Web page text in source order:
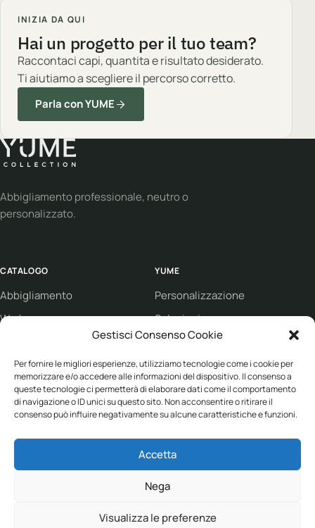
Gestisci Consenso Cookie
Per fornire le migliori esperienze, utilizziamo tecnologie come i cookie per
memorizzare e/o accedere alle informazioni del dispositivo. Il consenso a
queste tecnologie ci permetterà di elaborare dati come il comportamento
di navigazione o ID unici su questo sito. Non acconsentire o ritirare il
consenso può influire negativamente su alcune caratteristiche e funzioni.
Accetta
Nega
Visualizza le preferenze
INIZIA DA QUI
Hai un progetto per il tuo team?
Raccontaci capi, quantita e risultato desiderato.
Ti aiutiamo a scegliere il percorso corretto.
Parla con YUME
Abbigliamento professionale, neutro o
personalizzato.
CATALOGO
Abbigliamento
Workwear
Eco collection
Brand
YUME
Personalizzazione
Soluzioni
Supporto
Condizioni di vendita
© 2026 YUME Collection S.r.l.